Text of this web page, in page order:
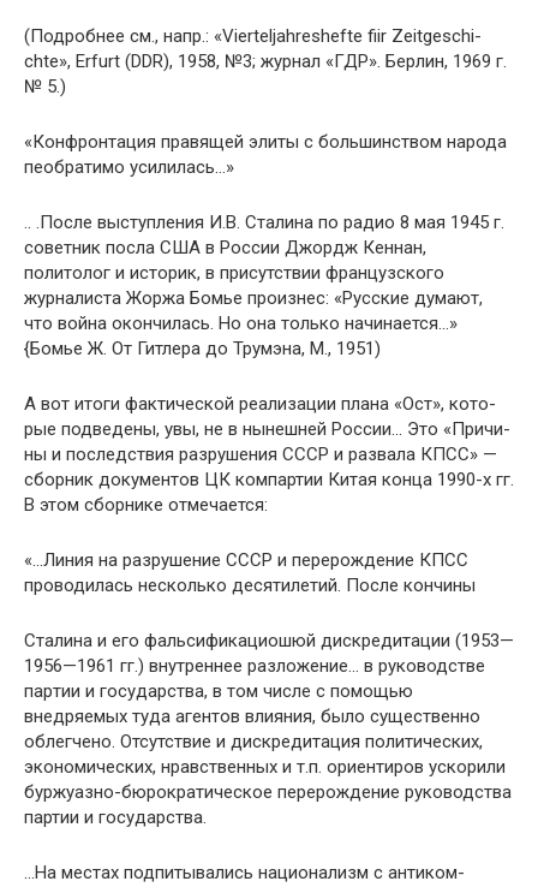
(Подробнее см., напр.: «Vierteljahreshefte fiir Zeitgeschi-
chte», Erfurt (DDR), 1958, №3; журнал «ГДР». Берлин, 1969 г.
№ 5.)
«Конфронтация правящей элиты с большинством народа
пеобратимо усилилась…»
.. .После выступления И.В. Сталина по радио 8 мая 1945 г.
советник посла США в России Джордж Кеннан,
политолог и историк, в присутствии французского
журналиста Жоржа Бомье произнес: «Русские думают,
что война окончилась. Но она только начинается…»
{Бомье Ж. От Гитлера до Тру­мэна, М., 1951)
А вот итоги фактической реализации плана «Ост», кото­
рые подведены, увы, не в нынешней России… Это «Причи­
ны и последствия разрушения СССР и развала КПСС» —
сборник документов ЦК компартии Китая конца 1990-х гг.
В этом сборнике отмечается:
«…Линия на разрушение СССР и перерождение КПСС
проводилась несколько десятилетий. После кончины
Сталина и его фальсификациошюй дискредитации (1953—
1956—1961 гг.) внутреннее разложение… в руководстве
пар­тии и государства, в том числе с помощью
внедряемых туда агентов влияния, было существенно
облегчено. Отсутствие и дискредитация политических,
экономических, нравствен­ных и т.п. ориентиров ускорили
буржуазно-бюрократическое перерождение руководства
партии и государства.
…На местах подпитывались национализм с антиком­